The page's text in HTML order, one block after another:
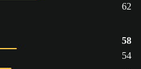
62
58
54